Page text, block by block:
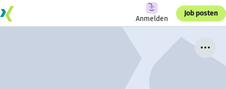
Anmelden
Job posten